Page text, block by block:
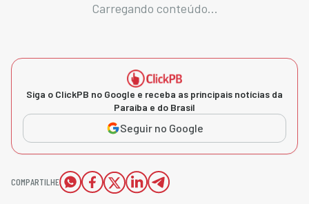
Carregando conteúdo...
Siga o ClickPB no Google e receba as principais notícias da
Paraíba e do Brasil
Seguir no Google
COMPARTILHE